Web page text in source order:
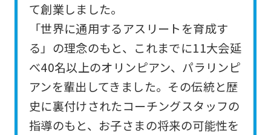
て創業しました。
「世界に通用するアスリートを育成す
る」の理念のもと、これまでに11大会延
べ40名以上のオリンピアン、パラリンピ
アンを輩出してきました。その伝統と歴
史に裏付けされたコーチングスタッフの
指導のもと、お子さまの将来の可能性を
For
foreigners
Central
Sports